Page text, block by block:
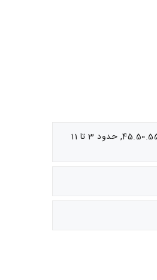
توضیحات: جنس دورس لاکرا دار مناسب دختر وپسر سایز45.50.55.60, حدود 3 تا 11